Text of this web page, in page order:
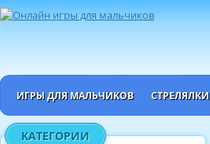
ИГРЫ ДЛЯ МАЛЬЧИКОВ СТРЕЛЯЛКИ
КАТЕГОРИИ